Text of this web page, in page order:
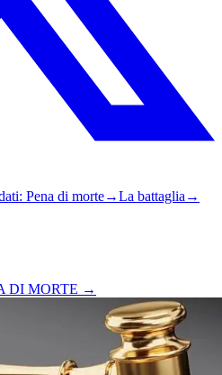
: Pena di morte→La battaglia →
DI MORTE →